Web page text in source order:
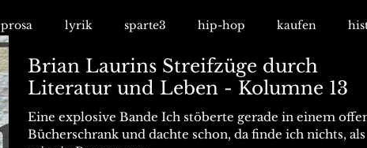
prosa lyrik sparte3 hip-hop kaufen
Brian Laurins Streifzüge durch
Literatur und Leben - Kolumne 13
Eine explosive Bande Ich stöberte gerade in einem
Bücherschrank und dachte schon, da finde ich nichts, als